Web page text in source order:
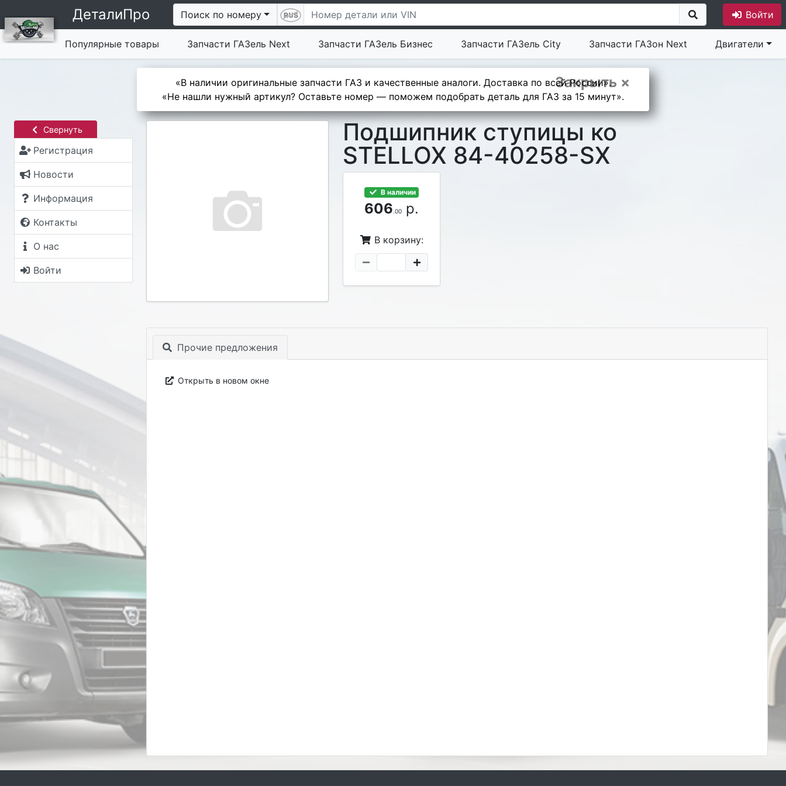
ДеталиПро Поиск по номеру Войти
Популярные товары Запчасти ГАЗель Next Запчасти ГАЗель Бизнес Запчасти ГАЗель City Запчасти ГАЗон Next Двигатели
Закрыть ×
«В наличии оригинальные запчасти ГАЗ и качественные аналоги. Доставка по всей России».
«Не нашли нужный артикул? Оставьте номер — поможем подобрать деталь для ГАЗ за 15 минут».
Свернуть
Регистрация
Новости
Информация
Контакты
О нас
Войти
Подшипник ступицы ко
STELLOX 84-40258-SX
В наличии
606.00р.
В корзину:
Прочие предложения
Открыть в новом окне